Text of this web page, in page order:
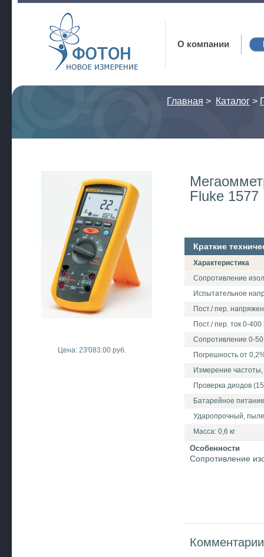
Фотон
О компании
Главная > Каталог >
Цена: 23'083.00 руб.
Fluke 1577
Краткие
Характеристика
Сопротивление
Испытательное
Пост./ пер.
Пост./ пер. ток 0-
Сопротивление 0-
Погрешность от
Измерение
Проверка диодов
Батарейное питание
Ударопрочный,
Масса: 0,6 кг
Особенности
Сопротивление